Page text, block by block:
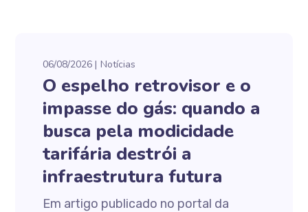
06/08/2026 Notícias
O espelho retrovisor e o
impasse do gás: quando a
busca pela modicidade
tarifária destrói a
infraestrutura futura
Em artigo publicado no portal da